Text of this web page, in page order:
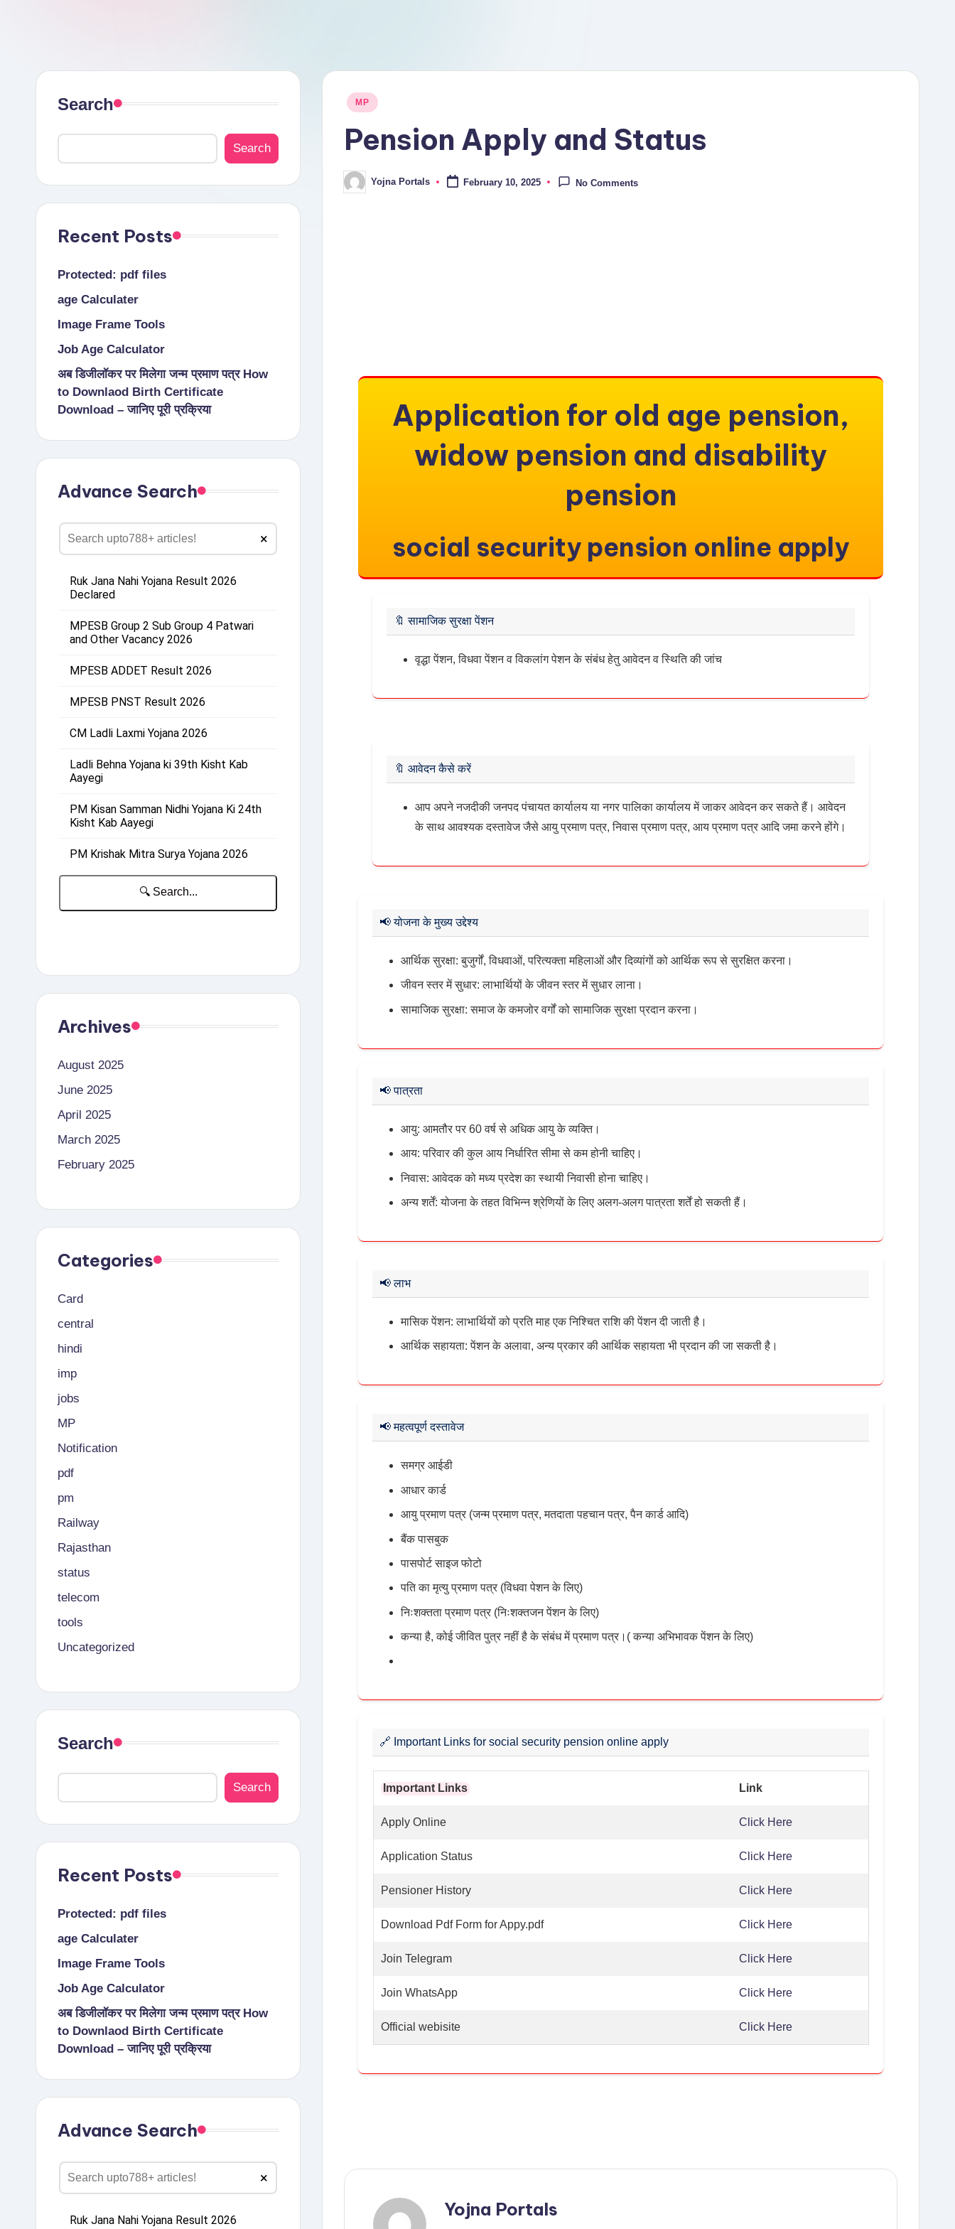
s
Posted
MP
Pension Apply and Status
Posted
by
Yojna Portals February 10, 2025 No Comments
Application for old age pension,
widow pension and disability
pension
social security pension online apply
🔖 सामाजिक सुरक्षा पेंशन
वृद्धा पेंशन, विधवा पेंशन व विकलांग पेशन के संबंध हेतु आवेदन व स्थिति की जांच
🔖 आवेदन कैसे करें
आप अपने नजदीकी जनपद पंचायत कार्यालय या नगर पालिका कार्यालय में जाकर आवेदन कर सकते हैं। आवेदन
के साथ आवश्यक दस्तावेज जैसे आयु प्रमाण पत्र, निवास प्रमाण पत्र, आय प्रमाण पत्र आदि जमा करने होंगे।
📢योजना के मुख्य उद्देश्य
आर्थिक सुरक्षा: बुजुर्गों, विधवाओं, परित्यक्ता महिलाओं और दिव्यांगों को आर्थिक रूप से सुरक्षित करना।
जीवन स्तर में सुधार: लाभार्थियों के जीवन स्तर में सुधार लाना।
सामाजिक सुरक्षा: समाज के कमजोर वर्गों को सामाजिक सुरक्षा प्रदान करना।
📢पात्रता
आयु: आमतौर पर 60 वर्ष से अधिक आयु के व्यक्ति।
आय: परिवार की कुल आय निर्धारित सीमा से कम होनी चाहिए।
निवास: आवेदक को मध्य प्रदेश का स्थायी निवासी होना चाहिए।
अन्य शर्तें: योजना के तहत विभिन्न श्रेणियों के लिए अलग-अलग पात्रता शर्तें हो सकती हैं।
📢लाभ
मासिक पेंशन: लाभार्थियों को प्रति माह एक निश्चित राशि की पेंशन दी जाती है।
आर्थिक सहायता: पेंशन के अलावा, अन्य प्रकार की आर्थिक सहायता भी प्रदान की जा सकती है।
📢महत्वपूर्ण दस्तावेज
समग्र आईडी
आधार कार्ड
आयु प्रमाण पत्र (जन्म प्रमाण पत्र, मतदाता पहचान पत्र, पैन कार्ड आदि)
बैंक पासबुक
पासपोर्ट साइज फोटो
पति का मृत्यु प्रमाण पत्र (विधवा पेशन के लिए)
निःशक्तता प्रमाण पत्र (निःशक्तजन पेंशन के लिए)
कन्या है, कोई जीवित पुत्र नहीं है के संबंध में प्रमाण पत्र।( कन्या अभिभावक पेंशन के लिए)
🔗 Important Links for social security pension online apply
Important Links Link
Apply Online Click Here
Application Status Click Here
Pensioner History Click Here
Download Pdf Form for Appy.pdf Click Here
Join Telegram Click Here
Join WhatsApp Click Here
Official webisite Click Here
Yojna Portals
Search
Search
Recent Posts
Protected: pdf files
age Calculater
Image Frame Tools
Job Age Calculator
अब डिजीलॉकर पर मिलेगा जन्म प्रमाण पत्र How
to Downlaod Birth Certificate
Download – जानिए पूरी प्रक्रिया
Advance Search
Archives
August 2025
June 2025
April 2025
March 2025
February 2025
Categories
Card
central
hindi
imp
jobs
MP
Notification
pdf
pm
Railway
Rajasthan
status
telecom
tools
Uncategorized
Search
Search
Recent Posts
Protected: pdf files
age Calculater
Image Frame Tools
Job Age Calculator
अब डिजीलॉकर पर मिलेगा जन्म प्रमाण पत्र How
to Downlaod Birth Certificate
Download – जानिए पूरी प्रक्रिया
Advance Search